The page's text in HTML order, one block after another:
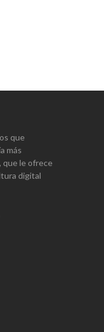
que
más
que le ofrece
digital